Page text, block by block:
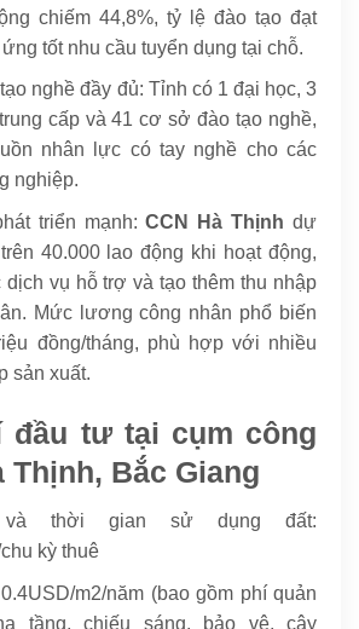
chiếm 44,8%, tỷ lệ đào tạo đạt
tốt nhu cầu tuyển dụng tại chỗ.
nghề đầy đủ: Tỉnh có 1 đại học, 3
cấp và 41 cơ sở đào tạo nghề,
nhân lực có tay nghề cho các
nghiệp.
triển mạnh:CCN Hà Thịnh dự
40.000 lao động khi hoạt động,
dịch vụ hỗ trợ và tạo thêm thu nhập
Mức lương công nhân phổ biến
đồng/tháng, phù hợp với nhiều
sản xuất.
đầu tư tại cụm công
Thịnh, Bắc Giang
thời gian sử dụng đất:
kỳ thuê
m2/năm (bao gồm phí quản
tầng, chiếu sáng, bảo vệ, cây